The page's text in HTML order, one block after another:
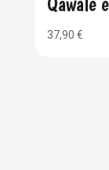
37,90 €